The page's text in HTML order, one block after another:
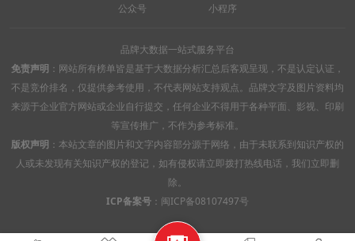
公众号 小程序
品牌大数据一站式服务平台
免责声明 ：网站所有榜单皆是基于大数据分析汇总后客观呈现，不是认定认证，
不是竞价排名，仅提供参考使用，不代表网站支持观点。品牌文字及图片资料均
来源于企业官方网站或企业自行提交，任何企业不得用于各种平面、影视、印刷
等宣传推广，不作为参考标准。
版权声明 ：本站文章的图片和文字内容部分源于网络，由于未联系到知识产权的
人或未发现有关知识产权的登记，如有侵权请立即拨打热线电话，我们立即删
除。
ICP备案号 ： 闽ICP备08107497号